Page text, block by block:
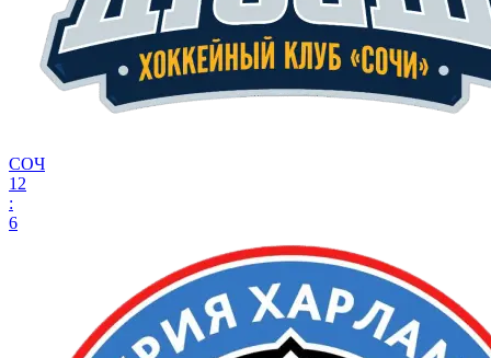
СОЧ
12
:
6